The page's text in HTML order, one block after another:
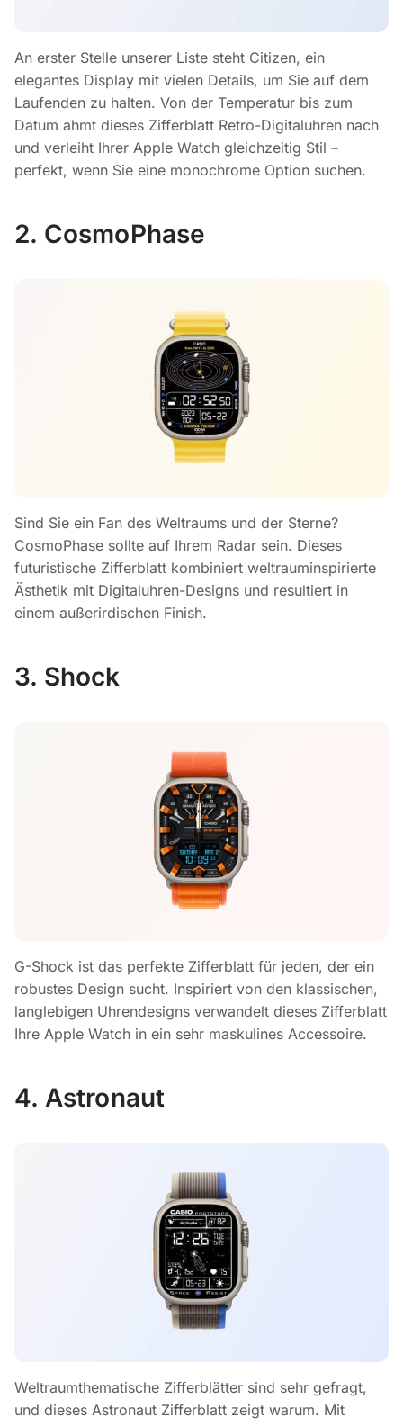
An erster Stelle unserer Liste steht Citizen, ein
elegantes Display mit vielen Details, um Sie auf dem
Laufenden zu halten. Von der Temperatur bis zum
Datum ahmt dieses Zifferblatt Retro-Digitaluhren nach
und verleiht Ihrer Apple Watch gleichzeitig Stil –
perfekt, wenn Sie eine monochrome Option suchen.
2. CosmoPhase
Sind Sie ein Fan des Weltraums und der Sterne?
CosmoPhase sollte auf Ihrem Radar sein. Dieses
futuristische Zifferblatt kombiniert weltrauminspirierte
Ästhetik mit Digitaluhren-Designs und resultiert in
einem außerirdischen Finish.
3. Shock
G-Shock ist das perfekte Zifferblatt für jeden, der ein
robustes Design sucht. Inspiriert von den klassischen,
langlebigen Uhrendesigns verwandelt dieses Zifferblatt
Ihre Apple Watch in ein sehr maskulines Accessoire.
4. Astronaut
Weltraumthematische Zifferblätter sind sehr gefragt,
und dieses Astronaut Zifferblatt zeigt warum. Mit